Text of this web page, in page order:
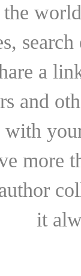
a
and
with
more
it